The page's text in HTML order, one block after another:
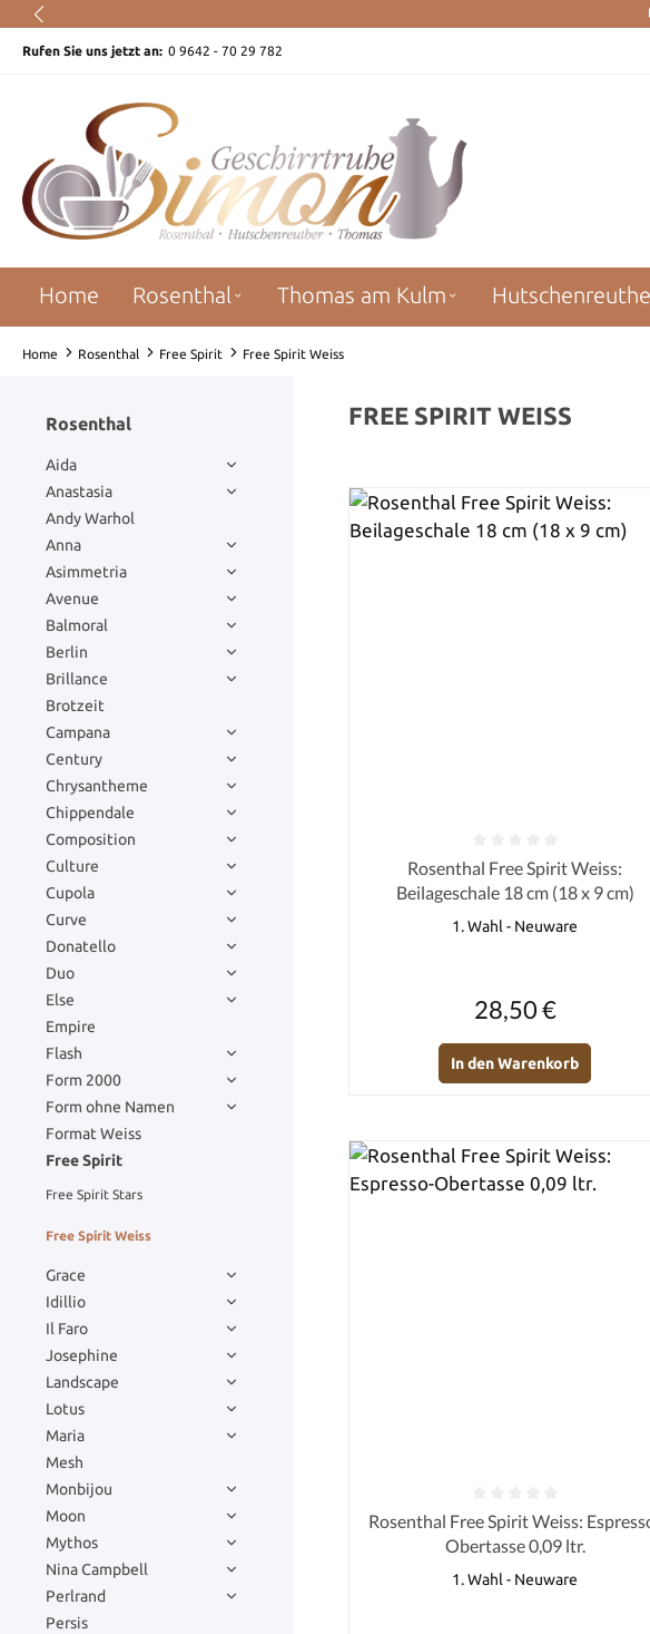
Hauptinhalt springen
Zur Suche springen
Zur Hauptnavigation springen
Rufen Sie uns jetzt an: 0 9642 - 70 29 782
Home Rosenthal Thomas am Kulm
Home Rosenthal Free Spirit Free Spirit Weiss
Rosenthal
Aida
Anastasia
Andy Warhol
Anna
Asimmetria
Avenue
Balmoral
Berlin
Brillance
Brotzeit
Campana
Century
Chrysantheme
Chippendale
Composition
Culture
Cupola
Curve
Donatello
Duo
Else
Empire
Flash
Form 2000
Form ohne Namen
Format Weiss
Free Spirit
Free Spirit Stars
Free Spirit Weiss
Grace
Idillio
Il Faro
Josephine
Landscape
Lotus
Maria
Mesh
Monbijou
Moon
Mythos
Nina Campbell
Perlrand
Persis
FREE SPIRIT WEISS
Durchschnittliche Bewertung von
Rosenthal Free Spirit Weiss:
Beilageschale 18 cm (18 x 9 cm)
1. Wahl - Neuware
28,50 €
In den Warenkorb
Durchschnittliche Bewertung von
Rosenthal Free Spirit Weiss:
Obertasse 0,09 ltr.
1. Wahl - Neuware